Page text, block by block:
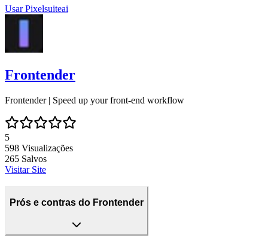
Usar Pixelsuiteai
Frontender
Frontender | Speed up your front-end workflow
5
598 Visualizações
265 Salvos
Visitar Site
Prós e contras do Frontender